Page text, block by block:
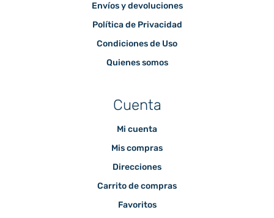
Envíos y devoluciones
Política de Privacidad
Condiciones de Uso
Quienes somos
Cuenta
Mi cuenta
Mis compras
Direcciones
Carrito de compras
Favoritos